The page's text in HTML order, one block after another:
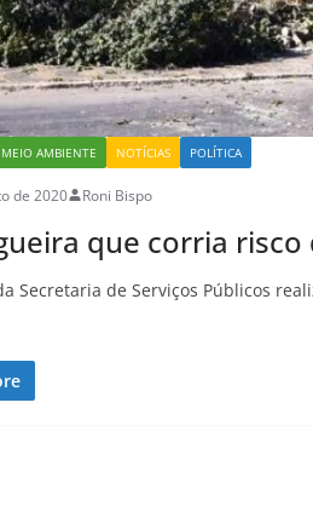
MEIO AMBIENTE NOTÍCIAS POLÍTICA
de 2020 Roni Bispo
que corria
Secretaria de Serviços Públicos